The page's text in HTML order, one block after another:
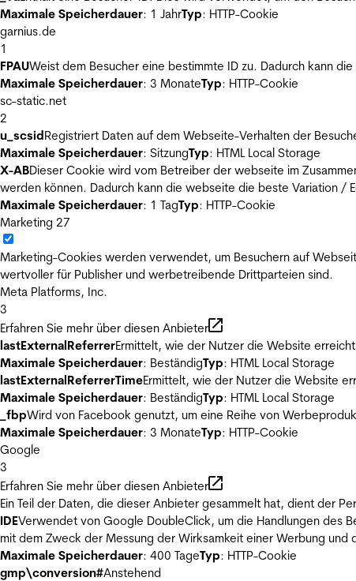
Maximale Speicherdauer: 1 JahrTyp: HTTP-Cookie
garnius.de
1
FPAUWeist dem Besucher eine bestimmte ID zu. Dadurch kann
Maximale Speicherdauer: 3 MonateTyp: HTTP-Cookie
sc-static.net
2
u_scsidRegistriert Daten auf dem Webseite-Verhalten der
Maximale Speicherdauer: SitzungTyp: HTML Local Storage
X-ABDieser Cookie wird vom Betreiber der webseite im
werden können. Dadurch kann die webseite die beste Variation /
Maximale Speicherdauer: 1 TagTyp: HTTP-Cookie
Marketing 27
Marketing-Cookies werden verwendet, um Besuchern auf
wertvoller für Publisher und werbetreibende Drittparteien sind.
Meta Platforms, Inc.
3
Erfahren Sie mehr über diesen Anbieter
lastExternalReferrerErmittelt, wie der Nutzer die Website
Maximale Speicherdauer: BeständigTyp: HTML Local Storage
lastExternalReferrerTimeErmittelt, wie der Nutzer die Website
Maximale Speicherdauer: BeständigTyp: HTML Local Storage
_fbpWird von Facebook genutzt, um eine Reihe von
Maximale Speicherdauer: 3 MonateTyp: HTTP-Cookie
Google
3
Erfahren Sie mehr über diesen Anbieter
Ein Teil der Daten, die dieser Anbieter gesammelt hat, dient der
IDEVerwendet von Google DoubleClick, um die Handlungen des
mit dem Zweck der Messung der Wirksamkeit einer Werbung
Maximale Speicherdauer: 400 TageTyp: HTTP-Cookie
gmp\conversion#Anstehend